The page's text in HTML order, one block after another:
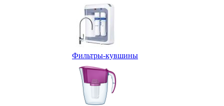
Фильтры-кувшины